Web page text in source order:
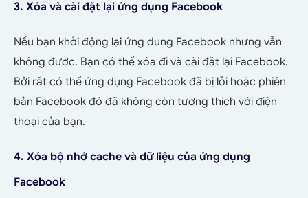
3. Xóa và cài đặt lại ứng dụng Facebook
Nếu bạn khởi động lại ứng dụng Facebook nhưng vẫn
không được. Bạn có thể xóa đi và cài đặt lại Facebook.
Bởi rất có thể ứng dụng Facebook đã bị lỗi hoặc phiên
bản Facebook đó đã không còn tương thích với điện
thoại của bạn.
4. Xóa bộ nhớ cache và dữ liệu của ứng dụng
Facebook